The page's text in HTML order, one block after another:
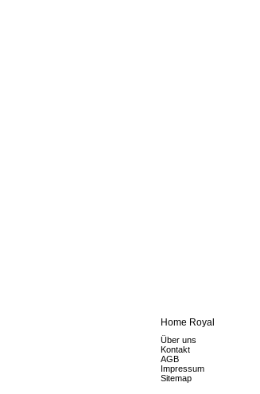
Home Royal
Über uns
Kontakt
AGB
Impressum
Sitemap